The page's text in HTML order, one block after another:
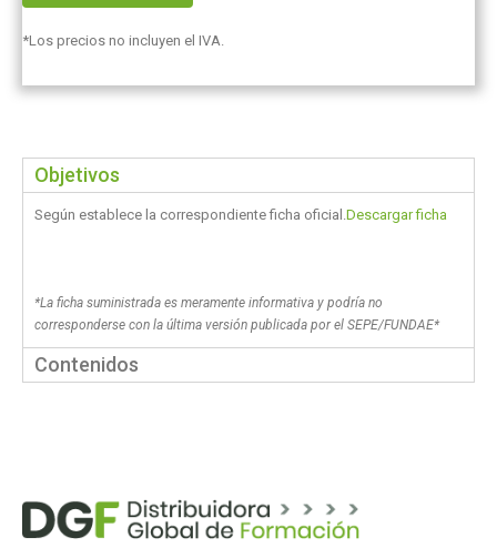
*Los precios no incluyen el IVA.
Objetivos
Según establece la correspondiente ficha oficial.Descargar ficha
*La ficha suministrada es meramente informativa y podría no
corresponderse con la última versión publicada por el SEPE/FUNDAE*
Contenidos